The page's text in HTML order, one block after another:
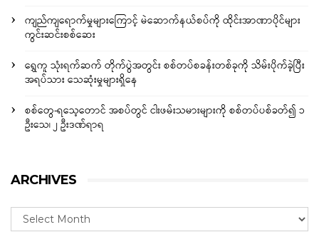
ကျည်ကျရောက်မှုများကြောင့် မဲဆောက်နယ်စပ်ကို ထိုင်းအာဏာပိုင်များ
ကွင်းဆင်းစစ်ဆေး
ရွှေကူ သုံးရက်ဆက် တိုက်ပွဲအတွင်း စစ်တပ်စခန်းတစ်ခုကို သိမ်းပိုက်ခဲ့ပြီး
အရပ်သား သေဆုံးမှုများရှိနေ
စစ်တွေ-ရသေ့တောင် အစပ်တွင် ငါးဖမ်းသမားများကို စစ်တပ်ပစ်ခတ်၍ ၁
ဦးသေ၊ ၂ ဦးဒဏ်ရာရ
ARCHIVES